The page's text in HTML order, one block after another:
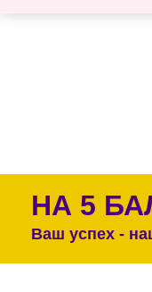
НА 5
Ваш успех -